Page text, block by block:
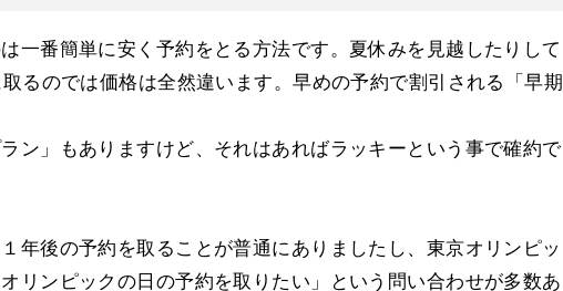
一番簡単に安く予約をとる方法です。夏休みを見越したりして
るのでは価格は全然違います。早めの予約で割引される「早期
ン」もありますけど、それはあればラッキーという事で確約で
年後の予約を取ることが普通にありましたし、東京オリンピッ
リンピックの日の予約を取りたい」という問い合わせが多数あ